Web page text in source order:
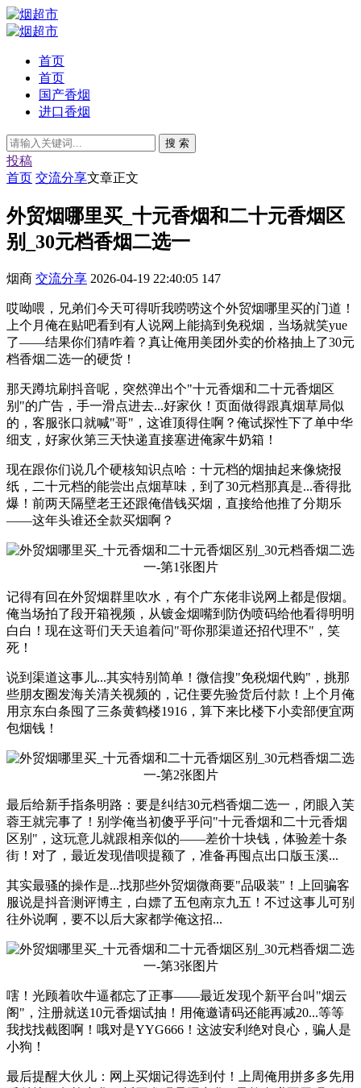
首页
首页
国产香烟
进口香烟
搜 索
投稿
首页 交流分享文章正文
外贸烟哪里买_十元香烟和二十元香烟区
别_30元档香烟二选一
烟商 交流分享 2026-04-19 22:40:05 147
哎呦喂，兄弟们今天可得听我唠唠这个外贸烟哪里买的门道！
上个月俺在贴吧看到有人说网上能搞到免税烟，当场就笑yue
了——结果你们猜咋着？真让俺用美团外卖的价格抽上了30元
档香烟二选一的硬货！
那天蹲坑刷抖音呢，突然弹出个"十元香烟和二十元香烟区
别"的广告，手一滑点进去...好家伙！页面做得跟真烟草局似
的，客服张口就喊"哥"，这谁顶得住啊？俺试探性下了单中华
细支，好家伙第三天快递直接塞进俺家牛奶箱！
现在跟你们说几个硬核知识点哈：十元档的烟抽起来像烧报
纸，二十元档的能尝出点烟草味，到了30元档那真是...香得批
爆！前两天隔壁老王还跟俺借钱买烟，直接给他推了分期乐
——这年头谁还全款买烟啊？
记得有回在外贸烟群里吹水，有个广东佬非说网上都是假烟。
俺当场拍了段开箱视频，从镀金烟嘴到防伪喷码给他看得明明
白白！现在这哥们天天追着问"哥你那渠道还招代理不"，笑
死！
说到渠道这事儿...其实特别简单！微信搜"免税烟代购"，挑那
些朋友圈发海关清关视频的，记住要先验货后付款！上个月俺
用京东白条囤了三条黄鹤楼1916，算下来比楼下小卖部便宜两
包烟钱！
最后给新手指条明路：要是纠结30元档香烟二选一，闭眼入芙
蓉王就完事了！别学俺当初傻乎乎问"十元香烟和二十元香烟
区别"，这玩意儿就跟相亲似的——差价十块钱，体验差十条
街！对了，最近发现借呗提额了，准备再囤点出口版玉溪...
其实最骚的操作是...找那些外贸烟微商要"品吸装"！上回骗客
服说是抖音测评博主，白嫖了五包南京九五！不过这事儿可别
往外说啊，要不以后大家都学俺这招...
嗐！光顾着吹牛逼都忘了正事——最近发现个新平台叫"烟云
阁"，注册就送10元香烟试抽！用俺邀请码还能再减20...等等
我找找截图啊！哦对是YYG666！这波安利绝对良心，骗人是
小狗！
最后提醒大伙儿：网上买烟记得选到付！上周俺用拼多多先用